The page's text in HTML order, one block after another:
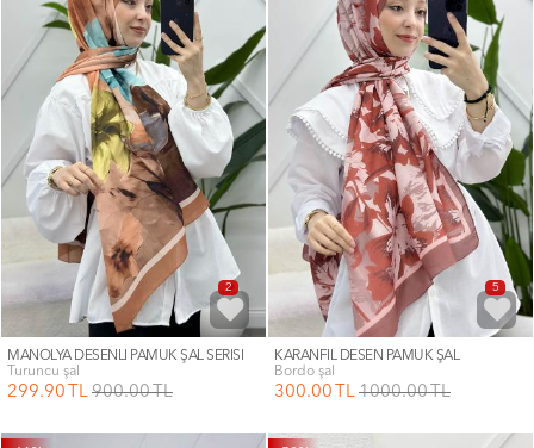
2
MANOLYA DESENLİ PAMUK ŞAL SERİSİ
turuncu şal
299.90 TL 900.00TL
5
KARANFİL DESEN PAMUK ŞAL
bordo şal
300.00 TL 1000.00TL